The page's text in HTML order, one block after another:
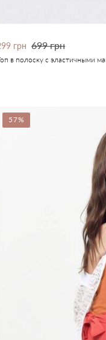
грн 699 грн
в полоску с эластичными
57%